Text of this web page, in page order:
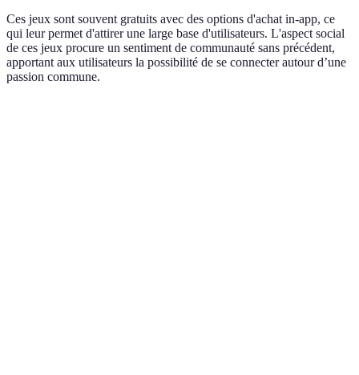
Ces jeux sont souvent gratuits avec des options d'achat in-app, ce
qui leur permet d'attirer une large base d'utilisateurs. L'aspect social
de ces jeux procure un sentiment de communauté sans précédent,
apportant aux utilisateurs la possibilité de se connecter autour d’une
passion commune.